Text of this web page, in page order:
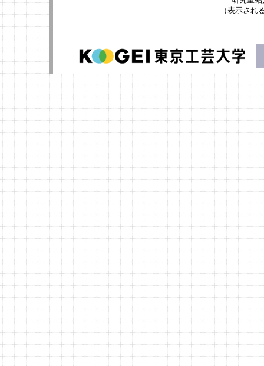
（表示され